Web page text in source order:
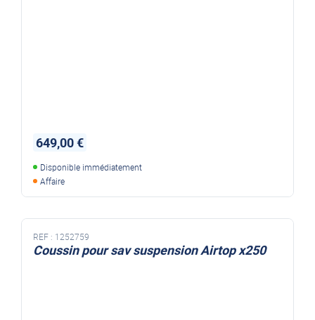
649,00 €
Disponible immédiatement
Affaire
REF : 1252759
Coussin pour sav suspension Airtop x250